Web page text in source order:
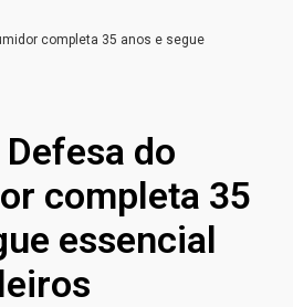
completa 35 anos e segue
do
completa 35
essencial